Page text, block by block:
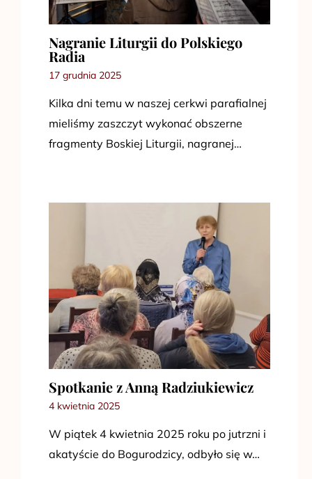
Nagranie Liturgii do Polskiego
Radia
17 grudnia 2025
Kilka dni temu w naszej cerkwi parafialnej
mieliśmy zaszczyt wykonać obszerne
fragmenty Boskiej Liturgii, nagranej…
Spotkanie z Anną Radziukiewicz
4 kwietnia 2025
W piątek 4 kwietnia 2025 roku po jutrzni i
akatyście do Bogurodzicy, odbyło się w…